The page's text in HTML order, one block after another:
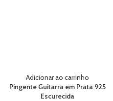
Adicionar ao carrinho
Pingente Guitarra em Prata 925
Escurecida